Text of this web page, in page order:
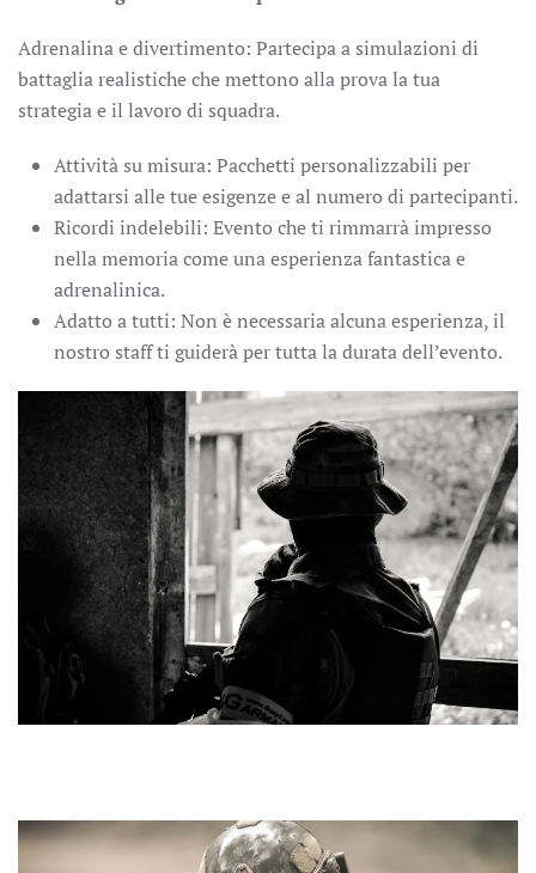
Adrenalina e divertimento: Partecipa a simulazioni di
battaglia realistiche che mettono alla prova la tua
strategia e il lavoro di squadra.
Attività su misura: Pacchetti personalizzabili per
adattarsi alle tue esigenze e al numero di partecipanti.
Ricordi indelebili: Evento che ti rimmarrà impresso
nella memoria come una esperienza fantastica e
adrenalinica.
Adatto a tutti: Non è necessaria alcuna esperienza, il
nostro staff ti guiderà per tutta la durata dell’evento.